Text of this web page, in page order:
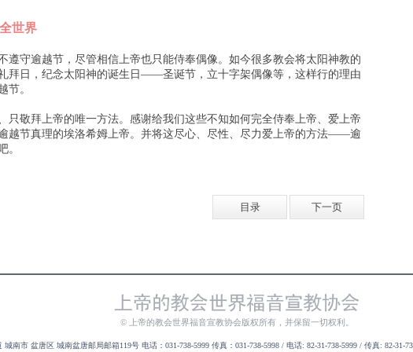
世界
遵守逾越节，尽管相信上帝也只能侍奉偶像。如今很多教会将太阳神教的
日，纪念太阳神的诞生日——圣诞节，立十字架偶像等，这样行的理由
节。
只敬拜上帝的唯一方法。感谢给我们这些不知如何完全侍奉上帝、爱上帝
越节真理的埃洛希姆上帝。并将这尽心、尽性、尽力爱上帝的方法——逾
。
目录 下一页
© 上帝的教会世界福音宣教协会版权所有，并保留一切权利。
城南市 盆唐区 城南盆唐邮局邮箱119号 电话：031-738-5999 传真：031-738-5998 / 电话: 82-31-738-5999 / 传真: 82-31-